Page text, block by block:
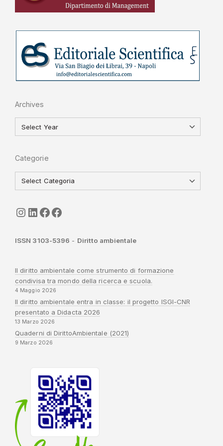
Archives
Categorie
seguici
LinkedIn
ISGI-CNRSapienza
ISSN 3103-5396 - Diritto ambientale
Il diritto ambientale come strumento di formazione
condivisa tra mondo della ricerca e scuola.
4 Maggio 2026
Il diritto ambientale entra in classe: il progetto ISGI-CNR
presentato a Didacta 2026
13 Marzo 2026
Quaderni di DirittoAmbientale (2021)
9 Marzo 2026